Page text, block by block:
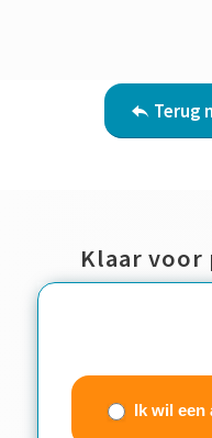
Terug
Klaar voor
(beknoptIk wil een